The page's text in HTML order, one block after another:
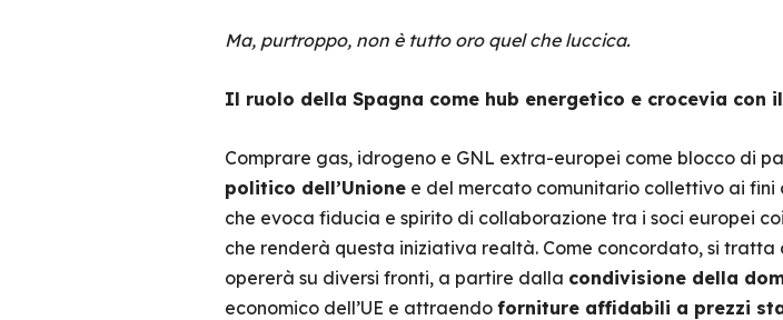
Ma, purtroppo, non è tutto oro quel che luccica.
Il ruolo della Spagna come hub energetico e crocevia con
Comprare gas, idrogeno e GNL extra-europei come blocco di
politico dell’Unionee del mercato comunitario collettivo ai fini
che evoca fiducia e spirito di collaborazione tra i soci europei
che renderà questa iniziativa realtà. Come concordato, si
opererà su diversi fronti, a partire dalla condivisione della
economico dell’UE e attraendo forniture affidabili a prezzi